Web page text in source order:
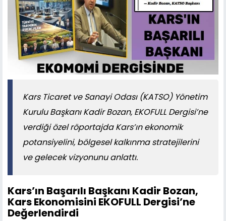
Kars Ticaret ve Sanayi Odası (KATSO) Yönetim
Kurulu Başkanı Kadir Bozan, EKOFULL Dergisi’ne
verdiği özel röportajda Kars’ın ekonomik
potansiyelini, bölgesel kalkınma stratejilerini
ve gelecek vizyonunu anlattı.
Kars’ın Başarılı Başkanı Kadir Bozan,
Kars Ekonomisini EKOFULL Dergisi’ne
Değerlendirdi